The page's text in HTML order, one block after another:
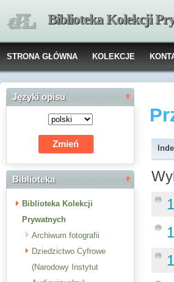
Biblioteka Kolekcji
STRONA GŁÓWNA KOLEKCJE
Języki opisu
Biblioteka
Biblioteka Kolekcji
Prywatnych
Archiwum fotografii
Dziedzictwo Cyfrowe
(Narodowy Instytut